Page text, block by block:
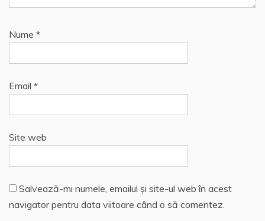
Nume *
Email *
Site web
Salvează-mi numele, emailul și site-ul web în acest
navigator pentru data viitoare când o să comentez.